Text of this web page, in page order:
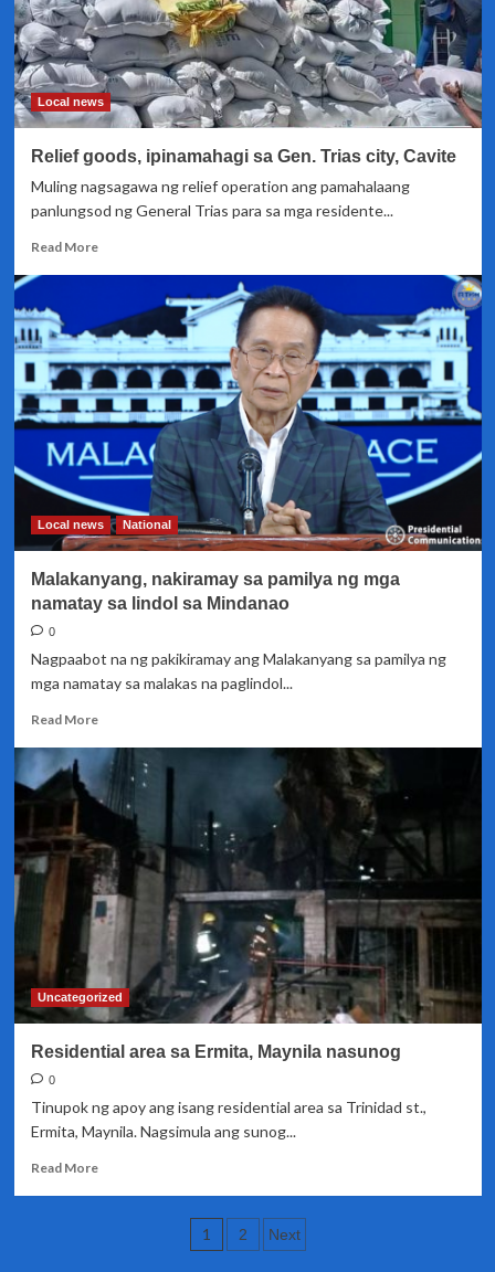
tuloy
kahit
may
Pandemya
Local news
Relief goods, ipinamahagi sa Gen. Trias city, Cavite
Muling nagsagawa ng relief operation ang pamahalaang
panlungsod ng General Trias para sa mga residente...
Read MoreRead
goods,
ipinamahagi
sa
Gen.
Trias
city,
Cavite
Local news National
Malakanyang, nakiramay sa pamilya ng mga
namatay sa lindol sa Mindanao
0
Nagpaabot na ng pakikiramay ang Malakanyang sa pamilya ng
mga namatay sa malakas na paglindol...
Read MoreRead
about
Malakanyang,
nakiramay
pamilya
ng
mga
namatay
sa
Mindanao
Uncategorized
Residential area sa Ermita, Maynila nasunog
0
Tinupok ng apoy ang isang residential area sa Trinidad st.,
Ermita, Maynila. Nagsimula ang sunog...
Read MoreRead
Posts
1 2 Next